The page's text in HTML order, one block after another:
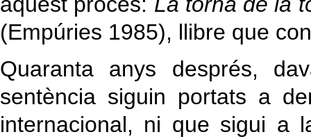
(Empúries 1985), llibre que
Quaranta anys després,
sentència siguin portats a
internacional, ni que sigui a